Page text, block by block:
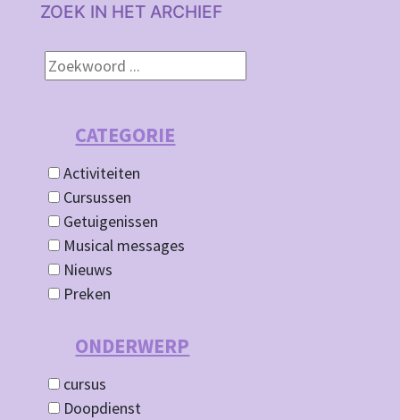
ZOEK IN HET ARCHIEF
CATEGORIE
Activiteiten
Cursussen
Getuigenissen
Musical messages
Nieuws
Preken
ONDERWERP
cursus
Doopdienst